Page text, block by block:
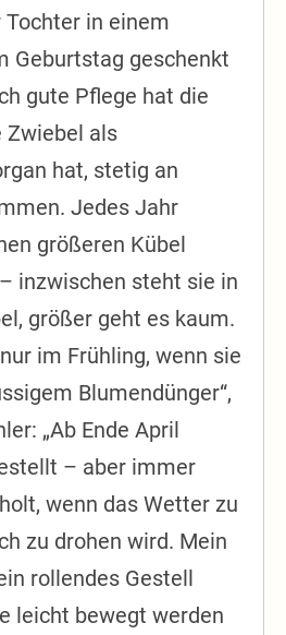
in einem
Geburtstag geschenkt
gute Pflege hat die
Zwiebel als
hat, stetig an
Jedes Jahr
größeren Kübel
inzwischen steht sie in
größer geht es kaum.
im Frühling, wenn sie
Blumendünger“,
„Ab Ende April
– aber immer
wenn das Wetter zu
zu drohen wird. Mein
rollendes Gestell
leicht bewegt werden